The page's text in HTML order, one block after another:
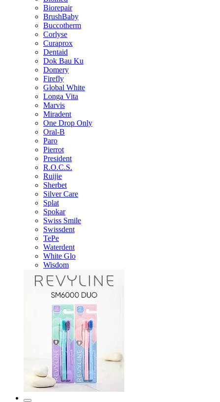
Biorepair
BrushBaby
Buccotherm
Corlyse
Curaprox
Dentaid
Dok Bau Ku
Domery
Firefly
Global White
Longa Vita
Marvis
Miradent
One Drop Only
Oral-B
Paro
Pierrot
President
R.O.C.S.
Ruijie
Sherbet
Silver Care
Splat
Spokar
Swiss Smile
Swissdent
TePe
Waterdent
White Glo
Wisdom